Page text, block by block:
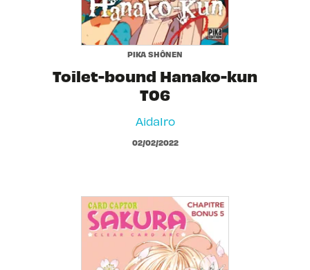
PIKA SHÔNEN
Toilet-bound Hanako-kun
T06
AidaIro
02/02/2022